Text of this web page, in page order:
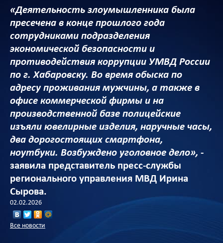
«Деятельность злоумышленника была
пресечена в конце прошлого года
сотрудниками подразделения
экономической безопасности и
противодействия коррупции УМВД России
по г. Хабаровску. Во время обыска по
адресу проживания мужчины, а также в
офисе коммерческой фирмы и на
производственной базе полицейские
изъяли ювелирные изделия, наручные часы,
два дорогостоящих смартфона,
ноутбуки. Возбуждено уголовное дело», -
заявила представитель пресс-службы
регионального управления МВД Ирина
Сырова.
02.02.2026
Все новости